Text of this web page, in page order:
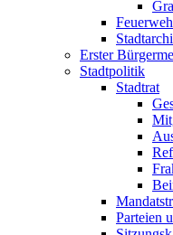
Erster
Stadtpolitik
Stadtrat
Parteien